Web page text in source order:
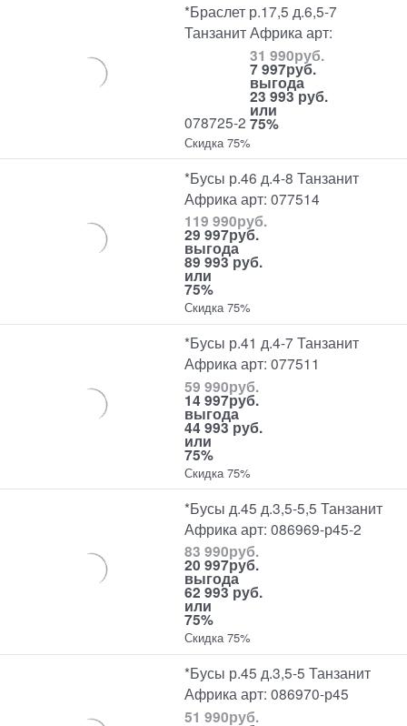
*Браслет р.17,5 д.6,5-7
Танзанит Африка арт:
078725-2
31 990руб.
7 997руб.
выгода
23 993 руб.
или
75%
Скидка 75%
*Бусы р.46 д.4-8 Танзанит
Африка арт: 077514
119 990руб.
29 997руб.
выгода
89 993 руб.
или
75%
Скидка 75%
*Бусы р.41 д.4-7 Танзанит
Африка арт: 077511
59 990руб.
14 997руб.
выгода
44 993 руб.
или
75%
Скидка 75%
*Бусы д.45 д.3,5-5,5 Танзанит
Африка арт: 086969-р45-2
83 990руб.
20 997руб.
выгода
62 993 руб.
или
75%
Скидка 75%
*Бусы р.45 д.3,5-5 Танзанит
Африка арт: 086970-р45
51 990руб.